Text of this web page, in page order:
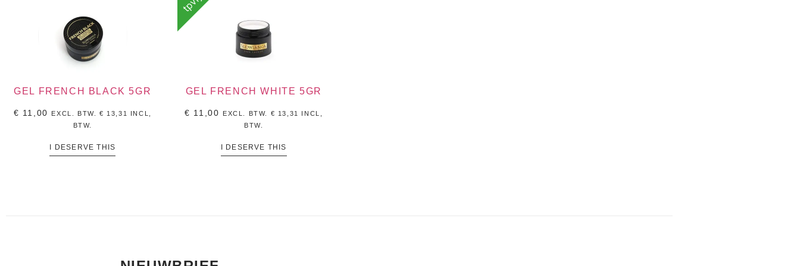
GEL FRENCH BLACK 5GR
€ 11,00 EXCL. BTW.€ 13,31
INCL,
BTW.
I DESERVE THIS
GEL FRENCH WHITE 5GR
€ 11,00 EXCL. BTW. € 13,31
INCL,
BTW.
I DESERVE THIS